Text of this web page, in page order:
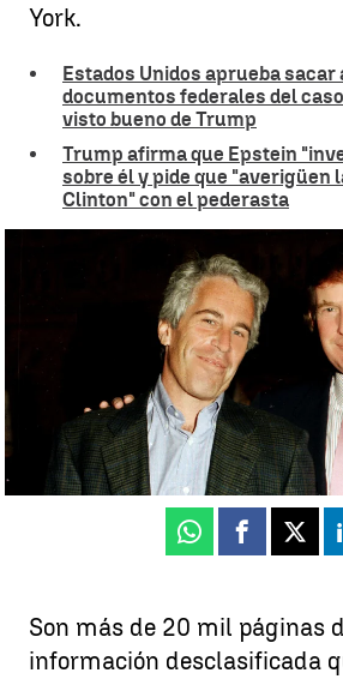
York.
Estados Unidos aprueba sacar
documentos federales del
visto bueno de Trump
Trump afirma que Epstein
sobre él y pide que "averigüen
Clinton" con el pederasta
Trump da luz verde para publicar los
Araceli Infante
Actualizado:20 de noviembre de 2025,
Publicado:20 de noviembre de 2025,
Whatsapp
Facebook
X
Son más de 20 mil páginas
información desclasificada